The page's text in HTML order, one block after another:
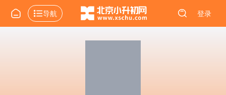
导航 登录